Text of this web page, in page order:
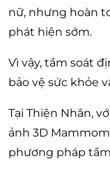
nữ, nhưng hoàn
phát hiện sớm.
Vì vậy, tầm soát
bảo vệ sức khỏe
Tại Thiện Nhân,
ảnh 3D
phương pháp